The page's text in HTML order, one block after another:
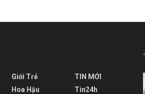
Giới Trẻ
Hoa Hậu
TIN MỚI
Tin24h